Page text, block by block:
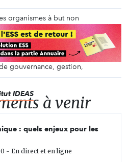
organismes à but non
capacité d’action et à
Il propose
accompagner les
l’adoption de bonnes
gouvernance, gestion,
IDEAS à venir
: quels enjeux pour les
- En direct et en ligne